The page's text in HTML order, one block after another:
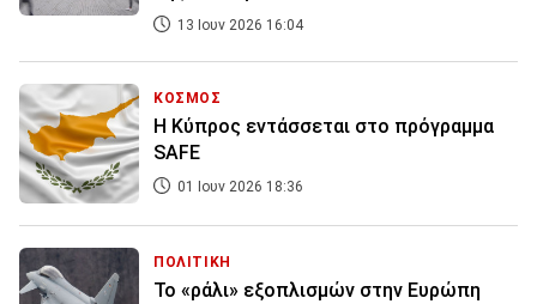
13 Ιουν 2026 16:04
ΚΟΣΜΟΣ
Η Κύπρος εντάσσεται στο πρόγραμμα
SAFE
01 Ιουν 2026 18:36
ΠΟΛΙΤΙΚΗ
Το «ράλι» εξοπλισμών στην Ευρώπη